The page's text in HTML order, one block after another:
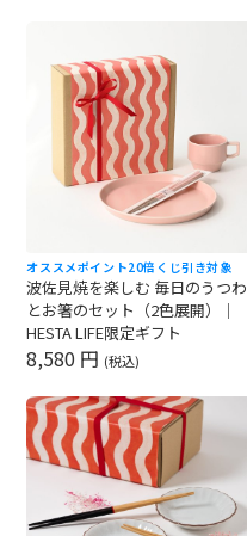
オススメポイント20倍 くじ引き対象
波佐見焼を楽しむ 毎日のうつわ
とお箸のセット（2色展開）｜
HESTA LIFE限定ギフト
8,580 円 (税込)